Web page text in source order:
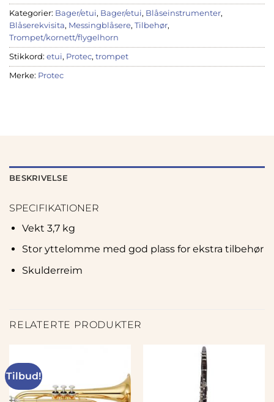
Kategorier: Bager/etui, Bager/etui, Blåseinstrumenter,
Blåserekvisita, Messingblåsere, Tilbehør,
Trompet/kornett/flygelhorn
Stikkord: etui, Protec, trompet
Merke: Protec
BESKRIVELSE
SPECIFIKATIONER
Vekt 3,7 kg
Stor yttelomme med god plass for ekstra tilbehør
Skulderreim
RELATERTE PRODUKTER
Tilbud!